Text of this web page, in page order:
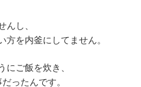
んし、
方を内釜にしてません。
にご飯を炊き、
ったんです。